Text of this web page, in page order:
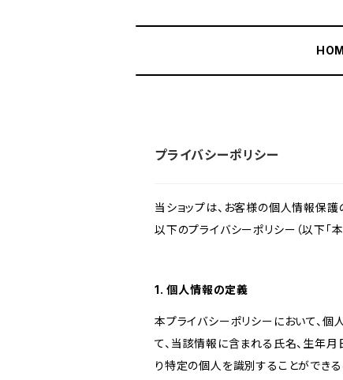
プライバシーポリシー
当ショップは、お客様の個人情報保護
以下のプライバシーポリシー（以下「
1. 個人情報の定義
本プライバシーポリシーにおいて、
て、当該情報に含まれる氏名、生年
り特定の個人を識別することができる